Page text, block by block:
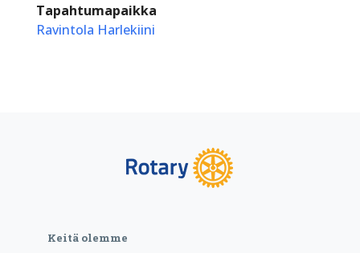
Tapahtumapaikka
Ravintola Harlekiini
Keitä olemme